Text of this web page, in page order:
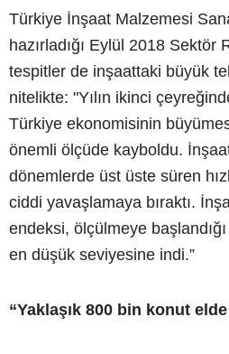
Türkiye İnşaat Malzemesi
hazırladığı Eylül 2018 Sektör
tespitler de inşaattaki büyük
nitelikte: "Yılın ikinci
Türkiye ekonomisinin
önemli ölçüde kayboldu.
dönemlerde üst üste süren
ciddi yavaşlamaya bıraktı.
endeksi, ölçülmeye
en düşük seviyesine indi.”
“Yaklaşık 800 bin konut elde